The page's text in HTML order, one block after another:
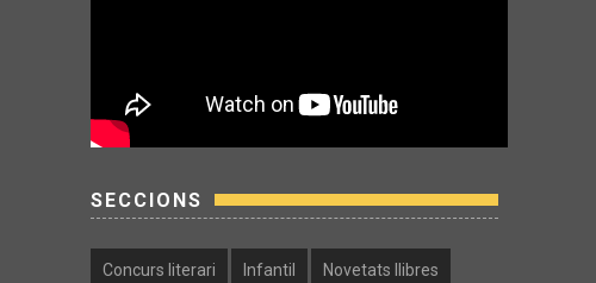
SECCIONS
Concurs literari Infantil Novetats llibres